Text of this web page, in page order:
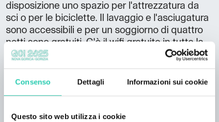
Consenso Dettagli Informazioni sui cookie
Questo sito web utilizza i cookie
disposizione uno spazio per l'attrezzatura da
sci o per le biciclette. Il lavaggio e l'asciugatura
sono accessibili e per un soggiorno di quattro
notti sono gratuiti. C'è il wifi gratuito in tutta la
casa. Numero di unità abitative: 4 Tipi di
camere: 1x appartamento, 1 camera da letto (6
persone) 1 x appartamento, 1 camera da letto (4
(9 persone) Numero totale di letti: 21